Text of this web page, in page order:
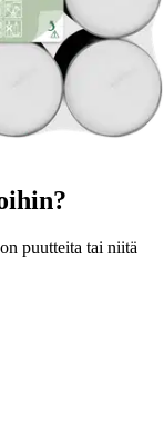
puutteita tai niitä